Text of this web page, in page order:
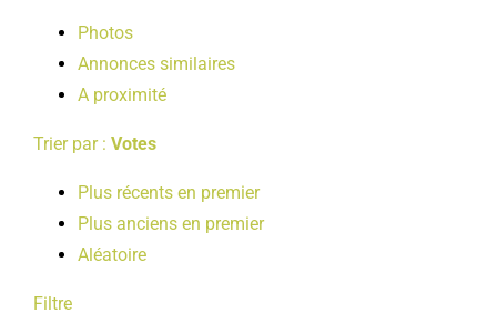
LOISIRS
PUBLICATIONS
Photos
Annonces similaires
A proximité
Trier par : Votes
Plus récents en premier
Plus anciens en premier
Aléatoire
Filtre